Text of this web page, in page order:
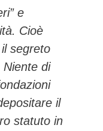
di
e
Cioè
segreto
Niente di
il
statuto in